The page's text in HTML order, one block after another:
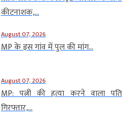
कीटनाशक,...
August 07, 2026
MP के इस गांव में पुल की मांग...
August 07, 2026
MP: पत्नी की हत्या करने वाला पति
गिरफ्तार,...